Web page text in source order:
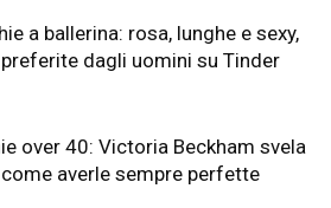
a ballerina: rosa, lunghe e sexy,
dagli uomini su Tinder
over 40: Victoria Beckham svela
come averle sempre perfette